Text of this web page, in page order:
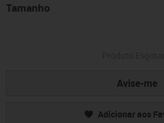
Tamanho
Avise-me
Adicionar aos